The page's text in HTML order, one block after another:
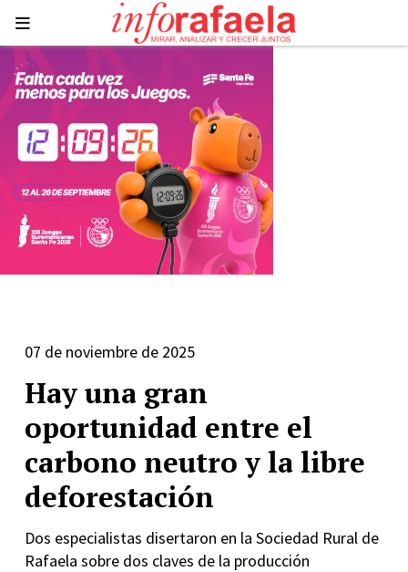
Hay una gran
oportunidad entre el
carbono neutro y la libre
deforestación
Dos especialistas disertaron en la Sociedad Rural de
Rafaela sobre dos claves de la producción
07 de noviembre de 2025